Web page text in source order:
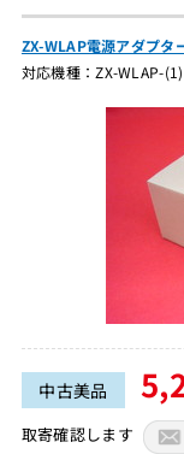
ZX-WLAP電源アダプ
対応機種：ZX-WLAP-(1)
中古美品
取寄確認します